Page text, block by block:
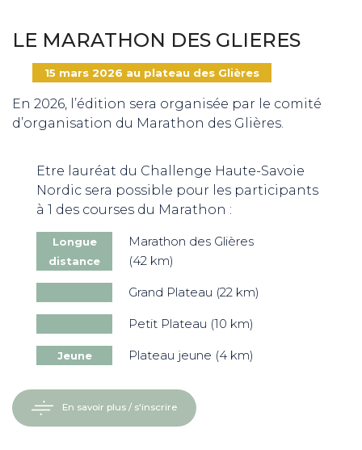
LE MARATHON DES GLIERES
15 mars 2026 au plateau des Glières
En 2026, l’édition sera organisée par le comité
d’organisation du Marathon des Glières.
Etre lauréat du Challenge Haute-Savoie
Nordic sera possible pour les participants
à 1 des courses du Marathon :
Longue
distance
Marathon des Glières
(42 km)
Grand Plateau (22 km)
Petit Plateau (10 km)
Jeune Plateau jeune (4 km)
En savoir plus / s'inscrire